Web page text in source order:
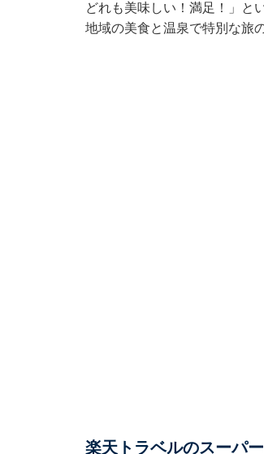
どれも美味しい！満足！」と
地域の美食と温泉で特別な旅
楽天トラベルのスーパ